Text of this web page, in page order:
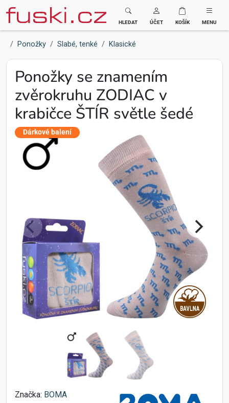
Fuski BOMA
HLEDAT ÚČET KOŠÍK MENU
Ponožky Slabé, tenké Klasické
Ponožky se znamením
zvěrokruhu ZODIAC v
krabičce ŠTÍR světle šedé
Dárkové balení
Značka: BOMA